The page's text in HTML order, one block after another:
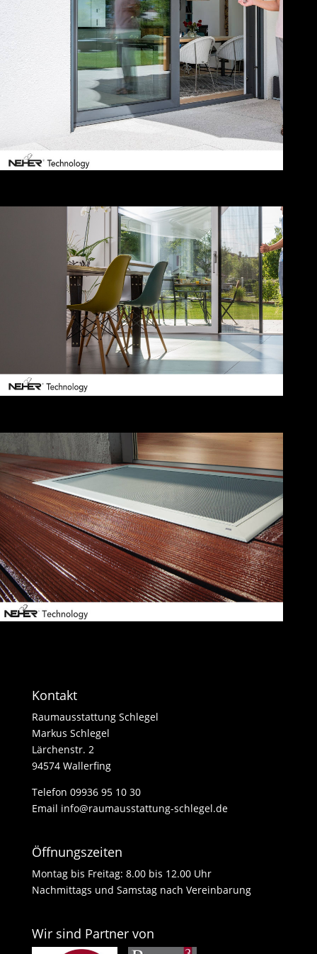
Kontakt
Raumausstattung Schlegel
Markus Schlegel
Lärchenstr. 2
94574 Wallerfing
Telefon 09936 95 10 30
Email info@raumausstattung-schlegel.de
Öffnungszeiten
Montag bis Freitag: 8.00 bis 12.00 Uhr
Nachmittags und Samstag nach Vereinbarung
Wir sind Partner von